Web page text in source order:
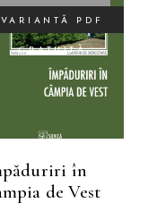
VARIANTĂ PDF
GRATUITĂ
CITEȘTE MAI
MULT
în
de Vest